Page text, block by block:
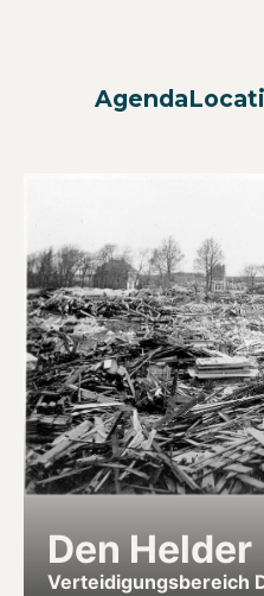
Agenda
Den Helder
Verteidigungsbereich